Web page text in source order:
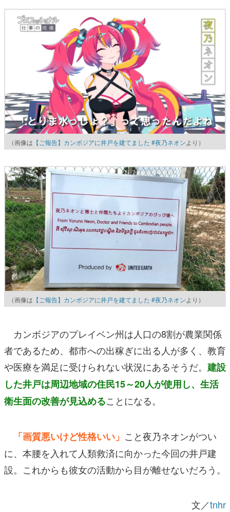
（画像は 【ご報告】カンボジアに井戸を建てました #夜乃ネオンより）
（画像は 【ご報告】カンボジアに井戸を建てました #夜乃ネオンより）
カンボジアのプレイベン州は人口の8割が農業関係
者であるため、都市への出稼ぎに出る人が多く、教育
や医療を満足に受けられない状況にあるそうだ。 建設
した井戸は周辺地域の住民15～20人が使用し、生活
衛生面の改善が見込めることになる。
「画質悪いけど性格いい」 こと夜乃ネオンがつい
に、本腰を入れて人類救済に向かった今回の井戸建
設。これからも彼女の活動から目が離せないだろう。
文／tnhr